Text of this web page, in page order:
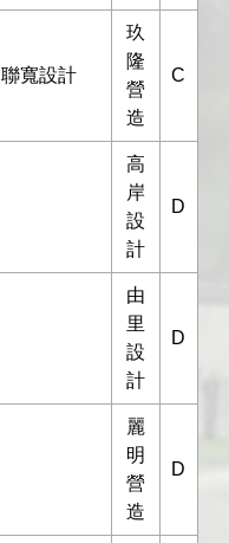
聯寬設計
玖
隆
營
造
C
高
岸
設
計
D
由
里
設
計
D
麗
明
營
造
D